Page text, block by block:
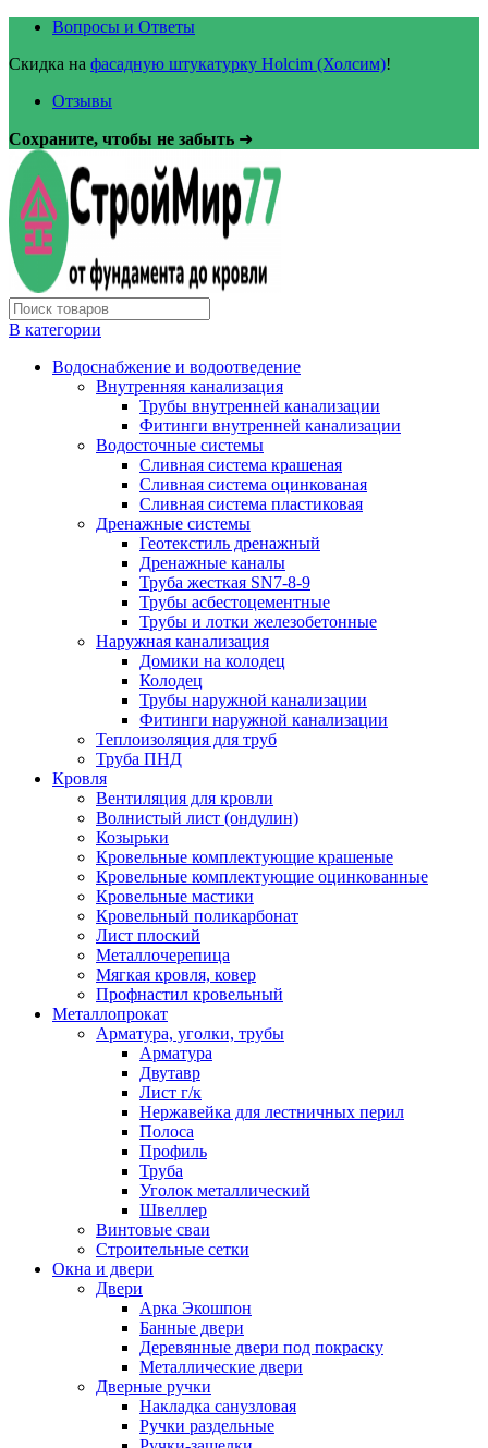
Вопросы и Ответы
Скидка на фасадную штукатурку Holcim (Холсим)!
Отзывы
Сохраните, чтобы не забыть ➜
В категории
Водоснабжение и водоотведение
Внутренняя канализация
Трубы внутренней канализации
Фитинги внутренней канализации
Водосточные системы
Сливная система крашеная
Сливная система оцинкованая
Сливная система пластиковая
Дренажные системы
Геотекстиль дренажный
Дренажные каналы
Труба жесткая SN7-8-9
Трубы асбестоцементные
Трубы и лотки железобетонные
Наружная канализация
Домики на колодец
Колодец
Трубы наружной канализации
Фитинги наружной канализации
Теплоизоляция для труб
Труба ПНД
Кровля
Вентиляция для кровли
Волнистый лист (ондулин)
Козырьки
Кровельные комплектующие крашеные
Кровельные комплектующие оцинкованные
Кровельные мастики
Кровельный поликарбонат
Лист плоский
Металлочерепица
Мягкая кровля, ковер
Профнастил кровельный
Металлопрокат
Арматура, уголки, трубы
Арматура
Двутавр
Лист г/к
Нержавейка для лестничных перил
Полоса
Профиль
Труба
Уголок металлический
Швеллер
Винтовые сваи
Строительные сетки
Окна и двери
Двери
Арка Экошпон
Банные двери
Деревянные двери под покраску
Металлические двери
Дверные ручки
Накладка санузловая
Ручки раздельные